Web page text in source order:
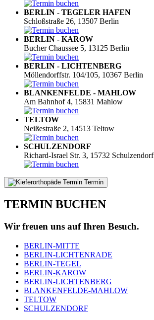
BERLIN - TEGELER HAFEN
Schloßstraße 26, 13507 Berlin
BERLIN - KAROW
Bucher Chaussee 5, 13125 Berlin
BERLIN - LICHTENBERG
Möllendorffstr. 104/105, 10367 Berlin
BLANKENFELDE - MAHLOW
Am Bahnhof 4, 15831 Mahlow
TELTOW
Neißestraße 2, 14513 Teltow
SCHULZENDORF
Richard-Israel Str. 3, 15732 Schulzendorf
Termin
TERMIN BUCHEN
Wir freuen uns auf Ihren Besuch.
BERLIN-MITTE
BERLIN-LICHTENRADE
BERLIN-TEGEL
BERLIN-KAROW
BERLIN-LICHTENBERG
BLANKENFELDE-MAHLOW
TELTOW
SCHULZENDORF